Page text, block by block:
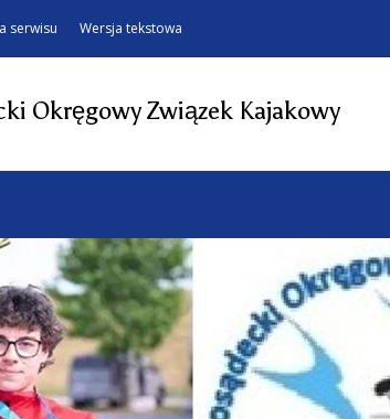
serwisu Wersja tekstowa
Okręgowy Związek Kajakowy